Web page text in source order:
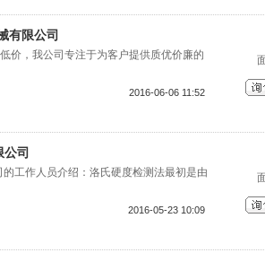
有限公司
价，我公司专注于为客户提供质优价廉的
2016-06-06 11:52
司
工作人员介绍：洛氏硬度检测法最初是由
2016-05-23 10:09